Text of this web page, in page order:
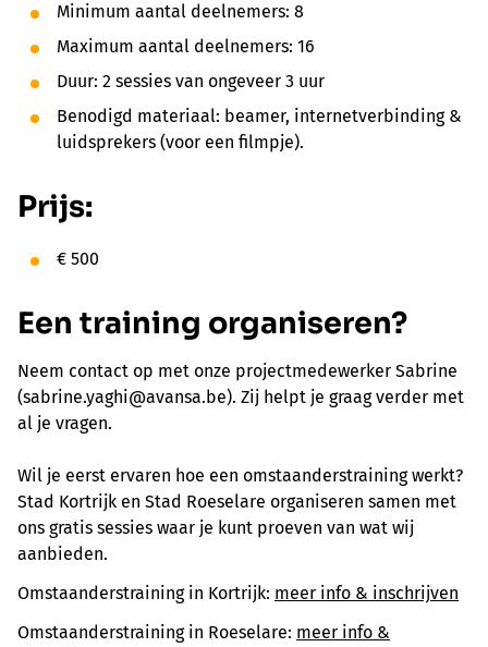
Minimum aantal deelnemers: 8
Maximum aantal deelnemers: 16
Duur: 2 sessies van ongeveer 3 uur
Benodigd materiaal: beamer, internetverbinding &
luidsprekers (voor een filmpje).
Prijs:
€ 500
Een training organiseren?
Neem contact op met onze projectmedewerker Sabrine
(sabrine.yaghi@avansa.be). Zij helpt je graag verder met
al je vragen.
Wil je eerst ervaren hoe een omstaanderstraining werkt?
Stad Kortrijk en Stad Roeselare organiseren samen met
ons gratis sessies waar je kunt proeven van wat wij
aanbieden.
Omstaanderstraining in Kortrijk: meer info & inschrijven
Omstaanderstraining in Roeselare: meer info &